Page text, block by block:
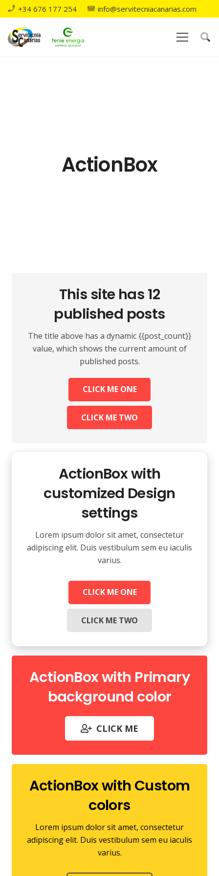
+34 676 177 254 info@servitecniacanarias.com
ActionBox
This site has 12
published posts
The title above has a dynamic {{post_count}}
value, which shows the current amount of
published posts.
CLICK ME ONE
CLICK ME TWO
ActionBox with
customized Design
settings
Lorem ipsum dolor sit amet, consectetur
adipiscing elit. Duis vestibulum sem eu iaculis
varius.
CLICK ME ONE
CLICK ME TWO
ActionBox with Primary
background color
CLICK ME
ActionBox with Custom
colors
Lorem ipsum dolor sit amet, consectetur
adipiscing elit. Duis vestibulum sem eu iaculis
varius.